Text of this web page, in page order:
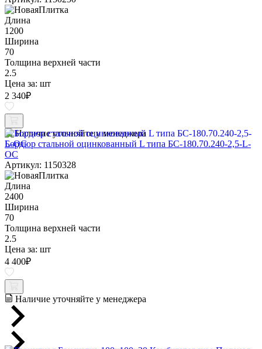
Длина
1200
Ширина
70
Толщина верхней части
2.5
Цена за: шт
2 340₽
Наличие уточняйте у менеджера
Бордюр стальной оцинкованный L типа БС-180.70.240-2,5-L-
ОС
Артикул: 1150328
Длина
2400
Ширина
70
Толщина верхней части
2.5
Цена за: шт
4 400₽
Наличие уточняйте у менеджера